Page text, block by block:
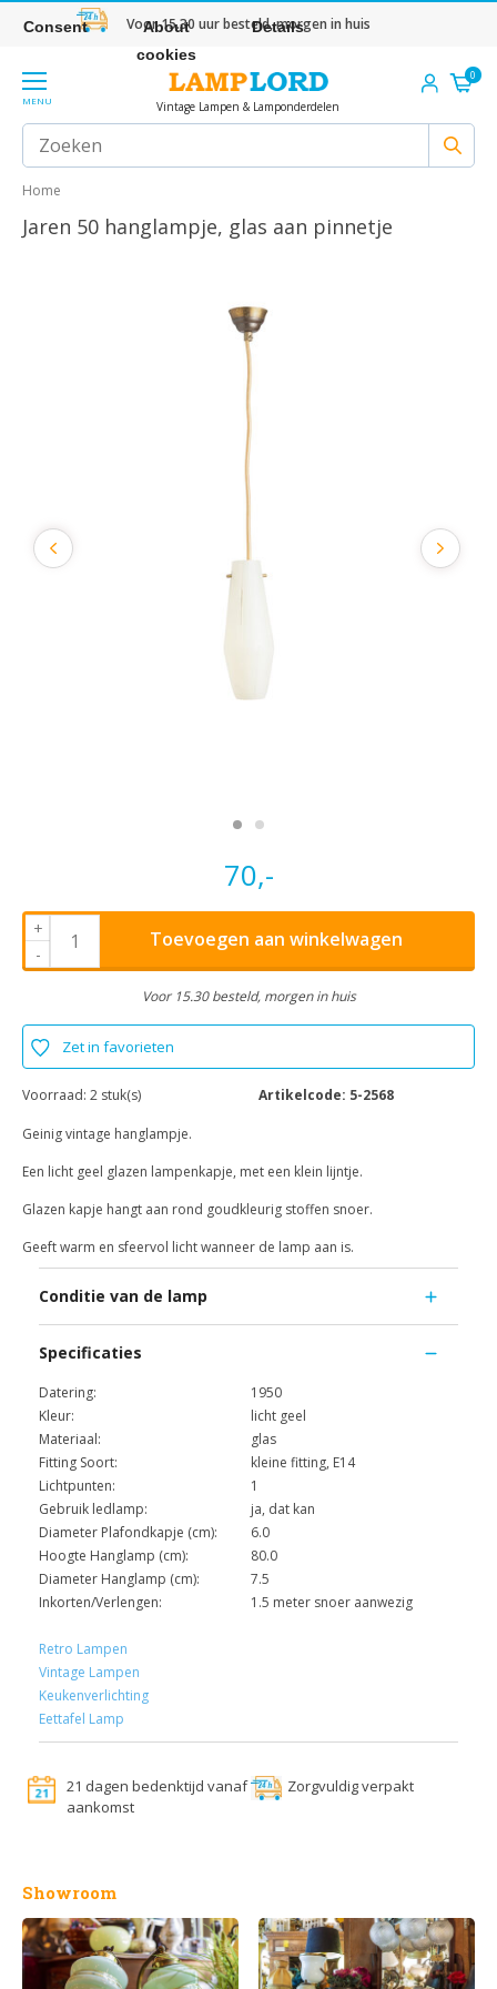
Voor 15.30 uur besteld, morgen in huis
MENU Vintage Lampen & Lamponderdelen
0
Home
Jaren 50 hanglampje, glas aan pinnetje
70,-
+
-
Toevoegen aan winkelwagen
Voor 15.30 besteld, morgen in huis
Zet in favorieten
Voorraad: 2 stuk(s) Artikelcode: 5-2568
Geinig vintage hanglampje.
Een licht geel glazen lampenkapje, met een klein lijntje.
Glazen kapje hangt aan rond goudkleurig stoffen snoer.
Geeft warm en sfeervol licht wanneer de lamp aan is.
Conditie van de lamp
Specificaties
Datering:
1950
Kleur:
licht geel
Materiaal:
glas
Fitting Soort:
kleine fitting, E14
Lichtpunten:
1
Gebruik ledlamp:
ja, dat kan
Diameter Plafondkapje (cm):
6.0
Hoogte Hanglamp (cm):
80.0
Diameter Hanglamp (cm):
7.5
Inkorten/Verlengen:
1.5 meter snoer aanwezig
Retro Lampen
Vintage Lampen
Keukenverlichting
Eettafel Lamp
21 dagen bedenktijd vanaf
aankomst
Zorgvuldig verpakt
Showroom
Consent
About
cookies
Details